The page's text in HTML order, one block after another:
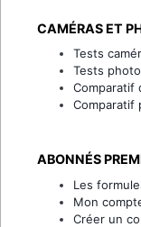
CAMÉRAS ET
Tests
Tests photo
Comparatif
Comparatif
ABONNÉS
Les
Mon
Créer un